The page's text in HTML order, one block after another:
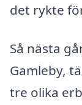
det rykte
Så nästa
Gamleby,
tre olika